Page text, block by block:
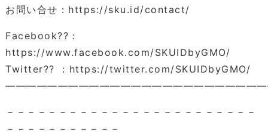
お問い合せ：https://sku.id/contact/
Facebook??：
https://www.facebook.com/SKUIDbyGMO/
Twitter?? ：https://twitter.com/SKUIDbyGMO/
－－－－－－－－－－－－－－－－－－－－－－－－
－－－－－－－－－－－